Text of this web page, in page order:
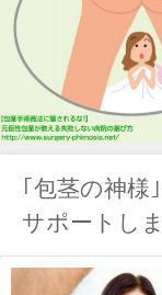
｢包茎の神様
サポートし